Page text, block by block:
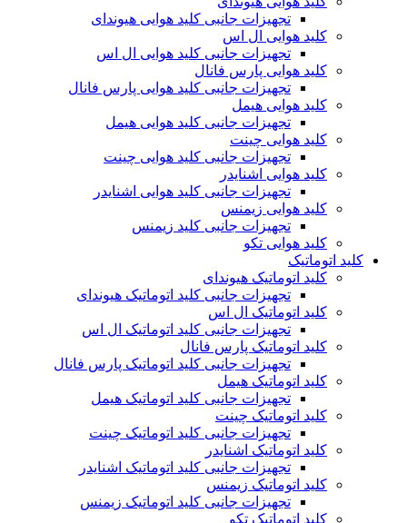
تجهیزات جانبی کلید هوایی هیوندای
کلید هوایی ال اس
تجهیزات جانبی کلید هوایی ال اس
کلید هوایی پارس فانال
تجهیزات جانبی کلید هوایی پارس فانال
کلید هوایی هیمل
تجهیزات جانبی کلید هوایی هیمل
کلید هوایی چینت
تجهیزات جانبی کلید هوایی چینت
کلید هوایی اشنایدر
تجهیزات جانبی کلید هوایی اشنایدر
کلید هوایی زیمنس
تجهیزات جانبی کلید زیمنس
کلید هوایی تکو
کلید اتوماتیک
کلید اتوماتیک هیوندای
تجهیزات جانبی کلید اتوماتیک هیوندای
کلید اتوماتیک ال اس
تجهیزات جانبی کلید اتوماتیک ال اس
کلید اتوماتیک پارس فانال
تجهیزات جانبی کلید اتوماتیک پارس فانال
کلید اتوماتیک هیمل
تجهیزات جانبی کلید اتوماتیک هیمل
کلید اتوماتیک چینت
تجهیزات جانبی کلید اتوماتیک چینت
کلید اتوماتیک اشنایدر
تجهیزات جانبی کلید اتوماتیک اشنایدر
کلید اتوماتیک زیمنس
تجهیزات جانبی کلید اتوماتیک زیمنس
کلید اتوماتیک تکو